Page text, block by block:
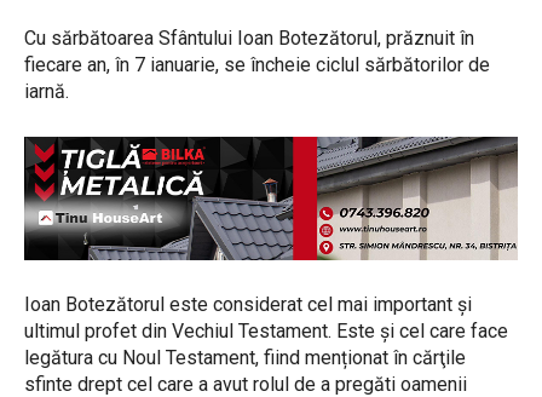
Cu sărbătoarea Sfântului Ioan Botezătorul, prăznuit în
fiecare an, în 7 ianuarie, se încheie ciclul sărbătorilor de
iarnă.
Ioan Botezătorul este considerat cel mai important și
ultimul profet din Vechiul Testament. Este și cel care face
legătura cu Noul Testament, fiind menționat în cărţile
sfinte drept cel care a avut rolul de a pregăti oamenii